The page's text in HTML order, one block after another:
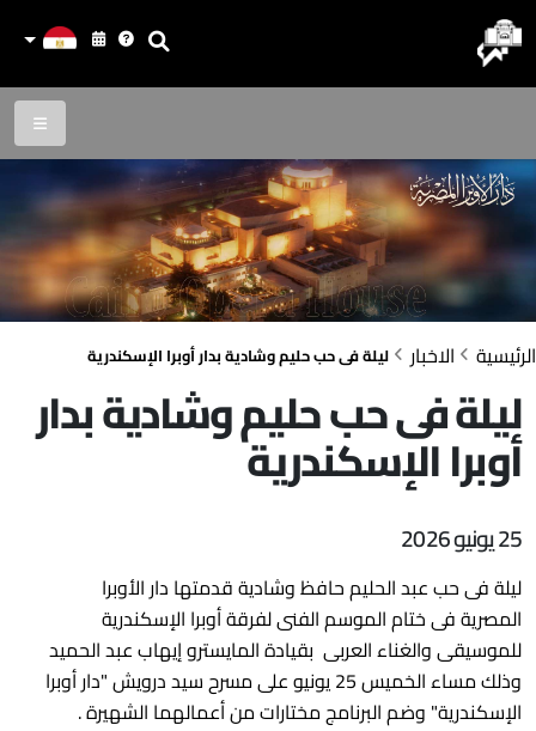
الرئيسية الاخبار ليلة فى حب حليم وشادية بدار أوبرا الإسكندرية
ليلة فى حب حليم وشادية بدار
أوبرا الإسكندرية
25 يونيو 2026
ليلة فى حب عبد الحليم حافظ وشادية قدمتها دار الأوبرا
المصرية فى ختام الموسم الفنى لفرقة أوبرا الإسكندرية
للموسيقى والغناء العربى بقيادة المايسترو إيهاب عبد الحميد
وذلك مساء الخميس 25 يونيو على مسرح سيد درويش "دار أوبرا
الإسكندرية" وضم البرنامج مختارات من أعمالهما الشهيرة .